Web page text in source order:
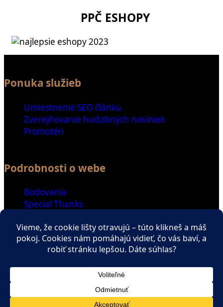
PPČ ESHOPY
Ponuka služieb
Umiestnenie SEO článku
Zverejňovanie hudobných noviniek
Promotéri
Podrobnosti o webe
Bodovania
Special Thanks
Ďalšie odkazy
Spriatelené weby
ENGLISH SECTION